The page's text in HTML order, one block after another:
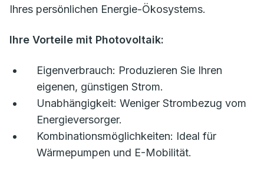
Ihres persönlichen Energie-Ökosystems.
Ihre Vorteile mit Photovoltaik:
Eigenverbrauch: Produzieren Sie Ihren
eigenen, günstigen Strom.
Unabhängigkeit: Weniger Strombezug vom
Energieversorger.
Kombinationsmöglichkeiten: Ideal für
Wärmepumpen und E-Mobilität.